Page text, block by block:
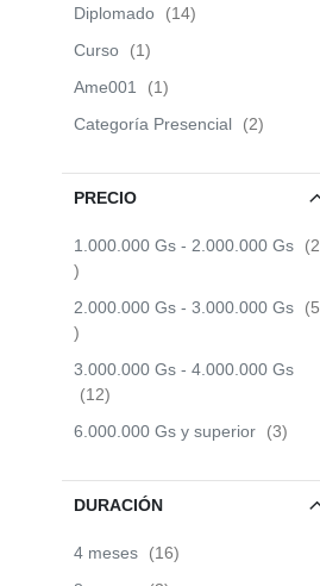
SABER
SABER
SABER
SABER
MÁS
MÁS
MÁS
MÁS
Diplomado
14items
Curso
1item
Ame001
1item
Categoría Presencial
2items
PRECIO
1.000.000 Gs - 2.000.000 Gs
2
items
2.000.000 Gs - 3.000.000 Gs
5
items
3.000.000 Gs - 4.000.000 Gs
12items
6.000.000 Gs y superior 3items
DURACIÓN
4 meses 16items